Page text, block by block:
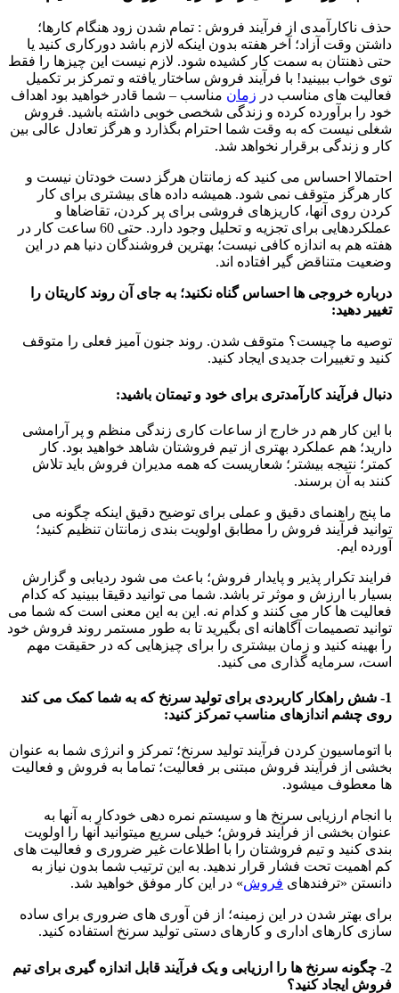
حذف ناکارآمدی از فرآیند فروش : تمام شدن زود هنگام کارها؛
داشتن وقت آزاد؛ آخر هفته بدون اینکه لازم باشد دورکاری کنید یا
حتی ذهنتان به سمت کار کشیده شود. لازم نیست این چیزها را فقط
توی خواب ببینید! با فرآیند فروش ساختار یافته و تمرکز بر تکمیل
فعالیت های مناسب در زمان مناسب – شما قادر خواهید بود اهداف
خود را برآورده کرده و زندگی شخصی خوبی داشته باشید. فروش
شغلی نیست که به وقت شما احترام بگذارد و هرگز تعادل عالی بین
کار و زندگی برقرار نخواهد شد.
احتمالا احساس می کنید که زمانتان هرگز دست خودتان نیست و
کار هرگز متوقف نمی شود. همیشه داده های بیشتری برای کار
کردن روی آنها، کاریزهای فروشی برای پر کردن، تقاضاها و
عملکردهایی برای تجزیه و تحلیل وجود دارد. حتی 60 ساعت کار در
هفته هم به اندازه کافی نیست؛ بهترین فروشندگان دنیا هم در این
وضعیت متناقض گیر افتاده اند.
درباره خروجی ها احساس گناه نکنید؛ به جای آن روند کاریتان را
تغییر دهید:
توصیه ما چیست؟ متوقف شدن. روند جنون آمیز فعلی را متوقف
کنید و تغییرات جدیدی ایجاد کنید.
دنبال فرآیند کارآمدتری برای خود و تیمتان باشید:
با این کار هم در خارج از ساعات کاری زندگی منظم و پر آرامشی
دارید؛ هم عملکرد بهتری از تیم فروشتان شاهد خواهید بود. کار
کمتر؛ نتیجه بیشتر؛ شعاریست که همه مدیران فروش باید تلاش
کنند به آن برسند.
ما پنج راهنمای دقیق و عملی برای توضیح دقیق اینکه چگونه می
توانید فرآیند فروش را مطابق اولویت بندی زمانتان تنظیم کنید؛
آورده ایم.
فرایند تکرار پذیر و پایدار فروش؛ باعث می شود ردیابی و گزارش
بسیار با ارزش و موثر تر باشد. شما می توانید دقیقا ببینید که کدام
فعالیت ها کار می کنند و کدام نه. این به این معنی است که شما می
توانید تصمیمات آگاهانه ای بگیرید تا به طور مستمر روند فروش خود
را بهینه کنید و زمان بیشتری را برای چیزهایی که در حقیقت مهم
است، سرمایه گذاری می کنید.
1- شش راهکار کاربردی برای تولید سرنخ که به شما کمک می کند
روی چشم اندازهای مناسب تمرکز کنید:
با اتوماسیون کردن فرآیند تولید سرنخ؛ تمرکز و انرژی شما به عنوان
بخشی از فرآیند فروش مبتنی بر فعالیت؛ تماما به فروش و فعالیت
ها معطوف میشود.
با انجام ارزیابی سرنخ ها و سیستم نمره دهی خودکار به آنها به
عنوان بخشی از فرآیند فروش؛ خیلی سریع میتوانید آنها را اولویت
بندی کنید و تیم فروشتان را با اطلاعات غیر ضروری و فعالیت های
کم اهمیت تحت فشار قرار ندهید. به این ترتیب شما بدون نیاز به
دانستن «ترفندهای فروش» در این کار موفق خواهید شد.
برای بهتر شدن در این زمینه؛ از فن آوری های ضروری برای ساده
سازی کارهای اداری و کارهای دستی تولید سرنخ استفاده کنید.
2- چگونه سرنخ ها را ارزیابی و یک فرآیند قابل اندازه گیری برای تیم
فروش ایجاد کنید؟